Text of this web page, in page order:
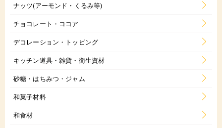
ナッツ(アーモンド・くるみ等)
チョコレート・ココア
デコレーション・トッピング
キッチン道具・雑貨・衛生資材
砂糖・はちみつ・ジャム
和菓子材料
和食材